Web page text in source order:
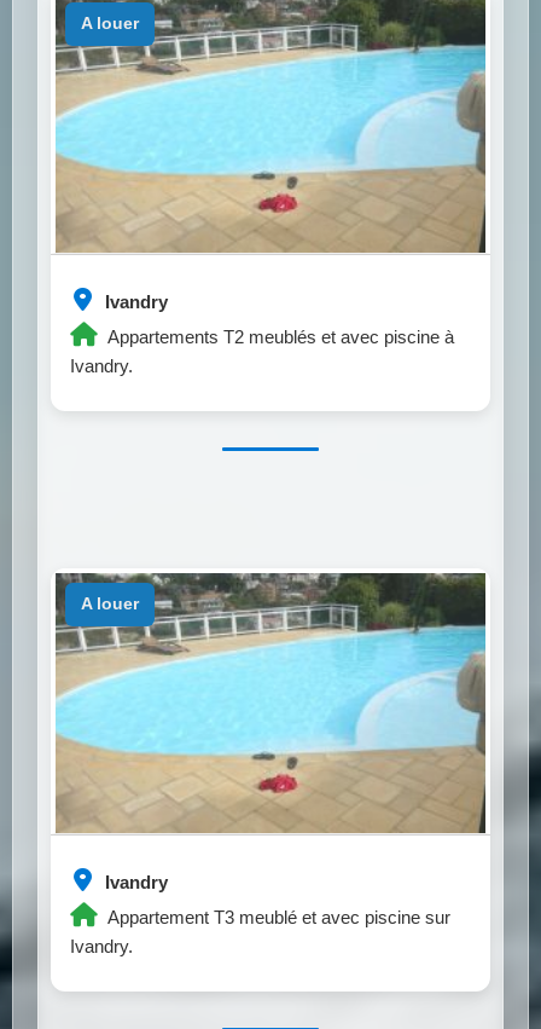
Ivandry
Appartements T2 meublés et avec piscine à
Ivandry.
a louer
Ivandry
Appartement T3 meublé et avec piscine sur
Ivandry.
a louer